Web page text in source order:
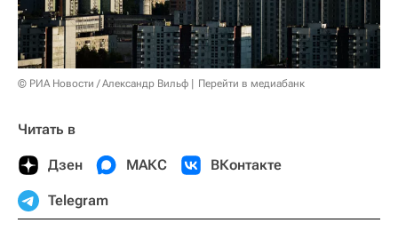
© РИА Новости / Александр Вильф Перейти в медиабанк
Читать в
Дзен МАКС ВКонтакте
Telegram